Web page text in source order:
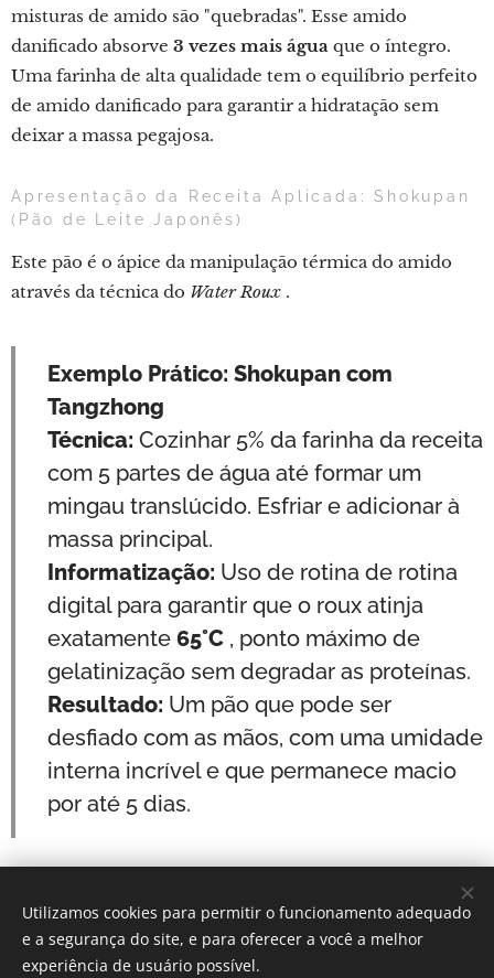
misturas de amido são "quebradas". Esse amido
danificado absorve 3 vezes mais água que o íntegro.
Uma farinha de alta qualidade tem o equilíbrio perfeito
de amido danificado para garantir a hidratação sem
deixar a massa pegajosa.
Apresentação da Receita Aplicada: Shokupan
(Pão de Leite Japonês)
Este pão é o ápice da manipulação térmica do amido
através da técnica do Water Roux .
Exemplo Prático: Shokupan com
Tangzhong
Técnica: Cozinhar 5% da farinha da receita
com 5 partes de água até formar um
mingau translúcido. Esfriar e adicionar à
massa principal.
Informatização: Uso de rotina de rotina
digital para garantir que o roux atinja
exatamente 65°C , ponto máximo de
gelatinização sem degradar as proteínas.
Resultado: Um pão que pode ser
desfiado com as mãos, com uma umidade
interna incrível e que permanece macio
por até 5 dias.
Por: Verônica Silveira Nicoletti
Instagram: Gastronomundo.receitas
Utilizamos cookies para permitir o funcionamento adequado
e a segurança do site, e para oferecer a você a melhor
experiência de usuário possível.